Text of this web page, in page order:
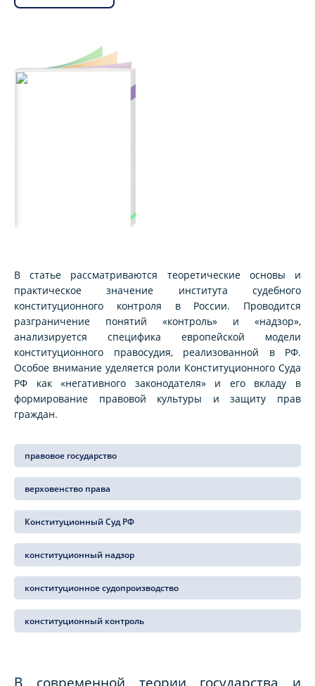
В статье рассматриваются теоретические основы и
практическое значение института судебного
конституционного контроля в России. Проводится
разграничение понятий «контроль» и «надзор»,
анализируется специфика европейской модели
конституционного правосудия, реализованной в РФ.
Особое внимание уделяется роли Конституционного Суда
РФ как «негативного законодателя» и его вкладу в
формирование правовой культуры и защиту прав
граждан.
правовое государство
верховенство права
Конституционный Суд РФ
конституционный надзор
конституционное судопроизводство
конституционный контроль
В современной теории государства и